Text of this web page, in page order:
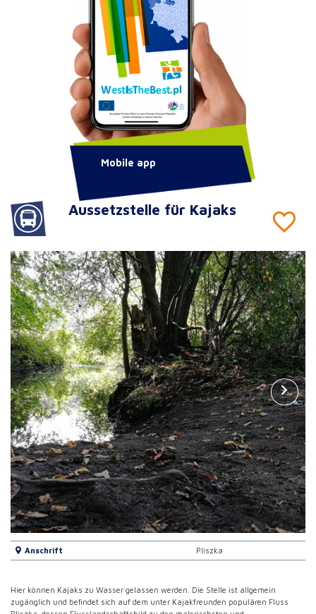
Aussetzstelle für Kajaks
Anschrift Pliszka
Hier können Kajaks zu Wasser gelassen werden. Die Stelle ist allgemein
zugänglich und befindet sich auf dem unter Kajakfreunden populären Fluss
Mobile app